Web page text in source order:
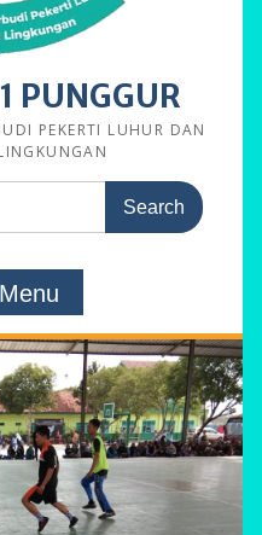
PUNGGUR
PEKERTI LUHUR DAN
Menu